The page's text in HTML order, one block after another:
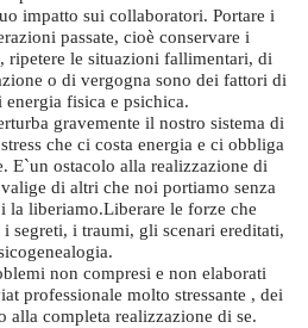
impatto sui collaboratori. Portare i
passate, cioè conservare i
ripetere le situazioni fallimentari, di
o di vergogna sono dei fattori di
fisica e psichica.
gravemente il nostro sistema di
che ci costa energia e ci obbliga
E`un ostacolo alla realizzazione di
di altri che noi portiamo senza
la liberiamo.Liberare le forze che
segreti, i traumi, gli scenari ereditati,
non compresi e non elaborati
professionale molto stressante , dei
alla completa realizzazione di se.